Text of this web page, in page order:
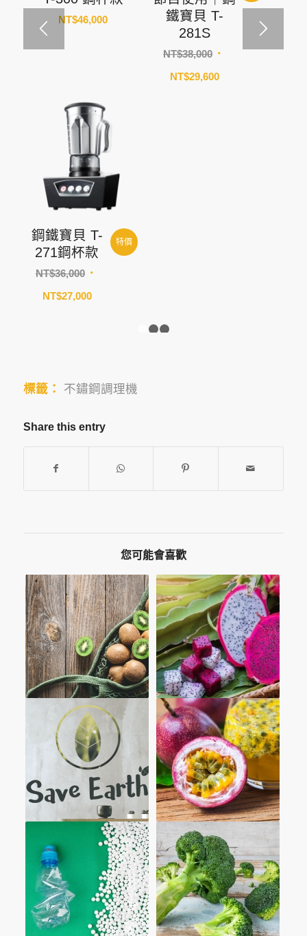
NT$46,000
鐵寶貝 T-
281S
NT$38,000
價
NT$29,600目
鋼鐵寶貝 T-
271鋼杯款
NT$36,000
價
NT$27,000目
特價
標籤： 不鏽鋼調理機
Share this entry
您可能會喜歡